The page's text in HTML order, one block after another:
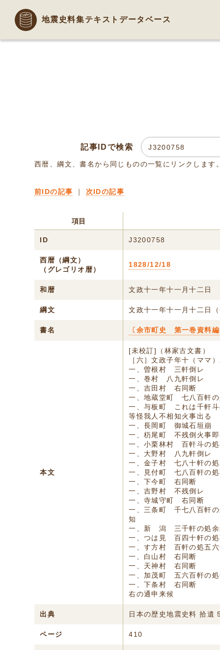
地震史料集テキストデータベース
記事IDで検索
西暦、綱文、書名から同じものの一覧にリンクします
前IDの記事 ｜ 次IDの記事
項目
ID J3200758
西暦（綱文）
（グレゴリオ暦）
1828/12/18
和暦 文政十一年十一月十二日
綱文 文政十一年十一月十二日
書名 〔余市町史 第一巻資料
本文
[未校訂]（林家古文書）
［六］文政子年十（ママ
一、曽根村 三軒倒レ
一、巻村 八九軒倒レ
一、吉田村 右同断
一、地蔵堂町 七八百軒の
一、与板町 これは千軒
等怪我人不相知火事出る
一、長岡町 御城石垣崩
一、杤尾町 不残倒火事
一、小栗林村 百軒斗の
一、大野村 八九軒倒レ
一、金子村 七八十軒の処
一、見付町 七八百軒の
一、下今町 右同断
一、吉野村 不残倒レ
一、寺城守町 右同断
一、三条町 千七八百軒
知
一、新 潟 三千軒の処余
一、つは見 百四十軒の
一、す方村 百軒の処五
一、白山村 右同断
一、天神村 右同断
一、加茂町 五六百軒の処
一、下条村 右同断
右の通申来候
出典 日本の歴史地震史料 拾遺
ページ 410